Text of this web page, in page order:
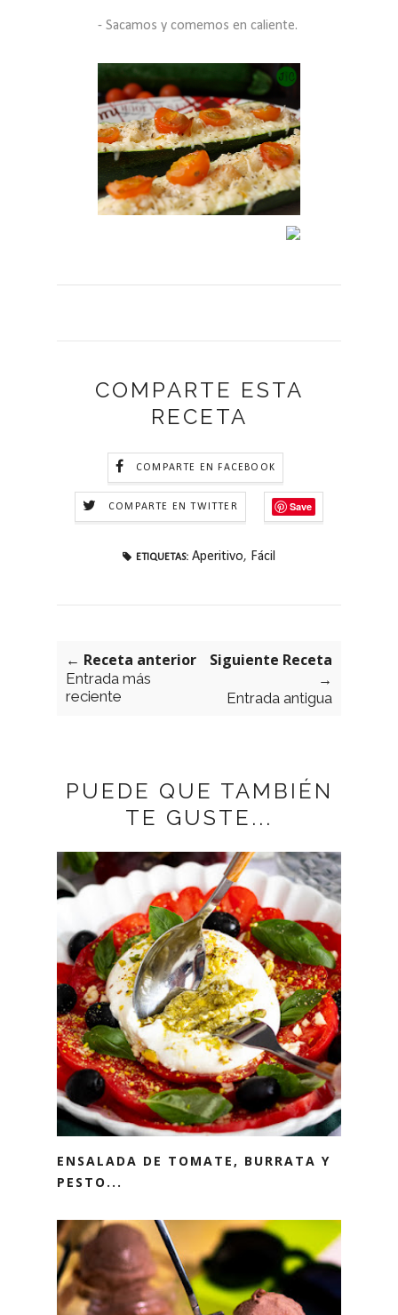
- Sacamos y comemos en caliente.
COMPARTE ESTA
RECETA
COMPARTE EN FACEBOOK
COMPARTE EN TWITTER Save
ETIQUETAS: Aperitivo, Fácil
← Receta anterior
Entrada más
reciente
Siguiente Receta
→
Entrada antigua
PUEDE QUE TAMBIÉN
TE GUSTE...
ENSALADA DE TOMATE, BURRATA Y
PESTO...